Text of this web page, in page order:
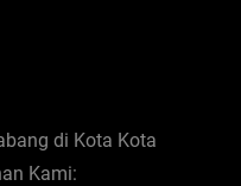
di Kota Kota
Kami: